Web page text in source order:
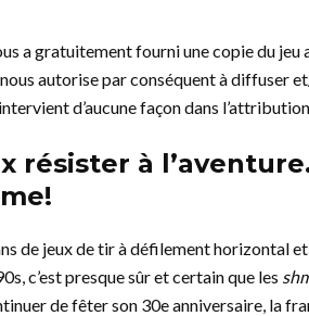
a gratuitement fourni une copie du
autorise par conséquent à diffuser
d’aucune façon dans
résister à
de jeux de tir à défilement horizontal
c’est presque sûr et certain que les
de fêter son 30e anniversaire, la